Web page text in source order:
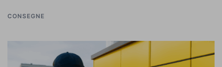
CONSEGNE